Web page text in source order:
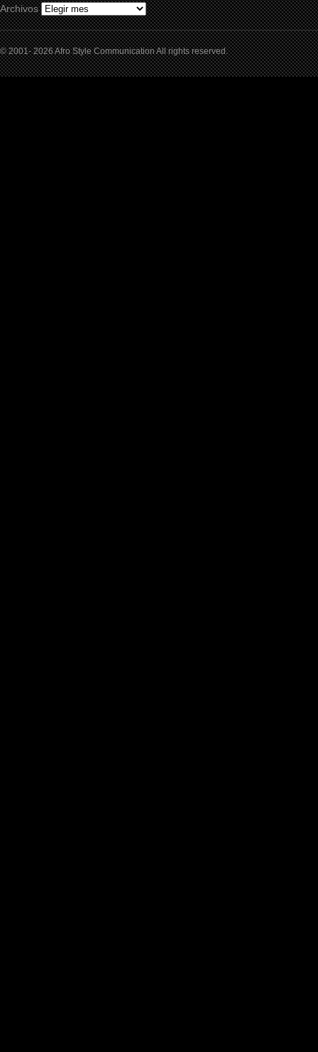
Archivos
© 2001- 2026 Afro Style Communication All rights reserved.